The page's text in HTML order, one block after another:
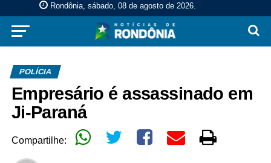
Rondônia, sábado, 08 de agosto de 2026.
POLÍCIA
Empresário é assassinado em
Ji-Paraná
Compartilhe: